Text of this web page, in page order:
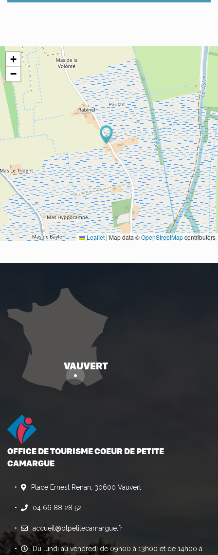
+
−
Leaflet |Map data ©OpenStreetMapcontributors
OFFICE DE TOURISME COEUR DE PETITE
CAMARGUE
Place Ernest Renan, 30600 Vauvert
04 66 88 28 52
accueil@otpetitecamargue.fr
Du lundi au vendredi de 09h00 à 13h00 et de 14h00 à